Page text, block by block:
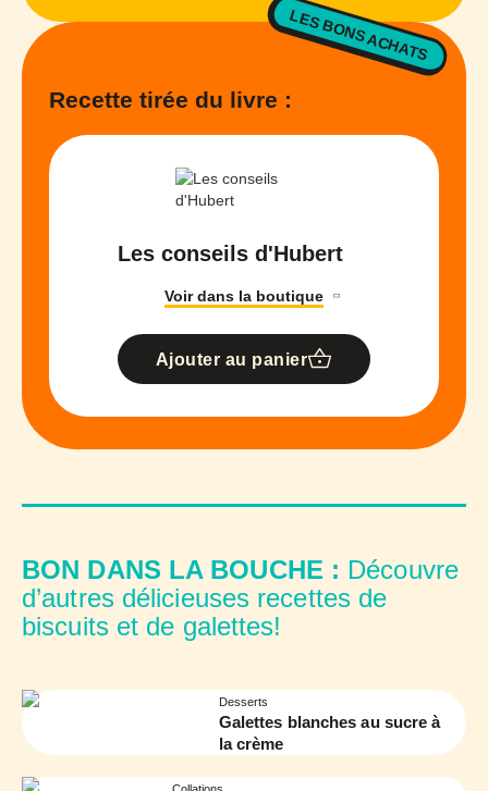
LES BONS ACHATS
Recette tirée du livre :
Les conseils d'Hubert
Voir dans la boutique
Ajouter au panier
BON DANS LA BOUCHE : Découvre
d’autres délicieuses recettes de
biscuits et de galettes!
Desserts
Galettes blanches au sucre à
la crème
Collations